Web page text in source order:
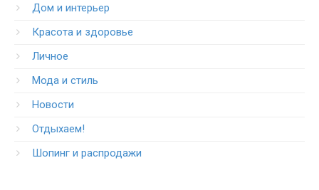
Дом и интерьер
Красота и здоровье
Личное
Мода и стиль
Новости
Отдыхаем!
Шопинг и распродажи